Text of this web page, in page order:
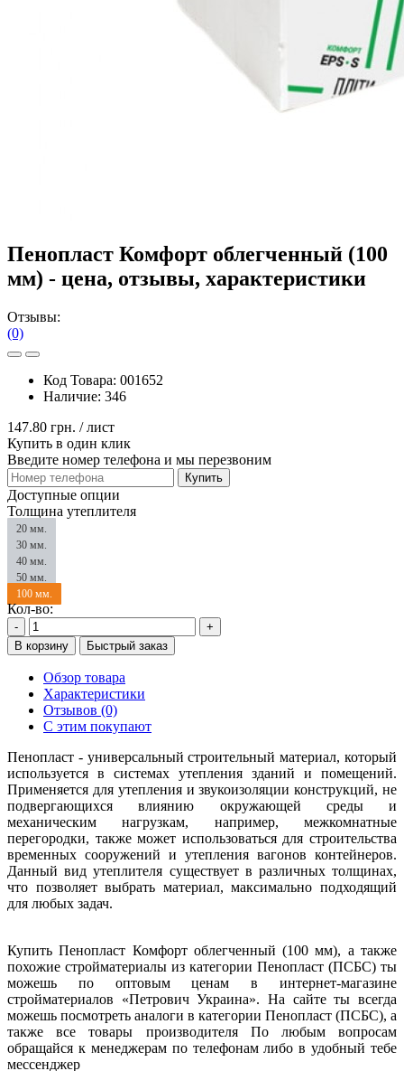
Пенопласт Комфорт облегченный (100
мм) - цена, отзывы, характеристики
Отзывы:
(0)
Код Товара: 001652
Наличие: 346
147.80 грн. / лист
Купить в один клик
Введите номер телефона и мы перезвоним
Купить
Доступные опции
Толщина утеплителя
20 мм.
30 мм.
40 мм.
50 мм.
100 мм.
Кол-во:
-
+
В корзину
Быстрый заказ
Обзор товара
Характеристики
Отзывов (0)
С этим покупают
Пенопласт - универсальный строительный материал, который
используется в системах утепления зданий и помещений.
Применяется для утепления и звукоизоляции конструкций, не
подвергающихся влиянию окружающей среды и
механическим нагрузкам, например, межкомнатные
перегородки, также может использоваться для строительства
временных сооружений и утепления вагонов контейнеров.
Данный вид утеплителя существует в различных толщинах,
что позволяет выбрать материал, максимально подходящий
для любых задач.
Купить Пенопласт Комфорт облегченный (100 мм), а также
похожие стройматериалы из категории Пенопласт (ПСБС) ты
можешь по оптовым ценам в интернет-магазине
стройматериалов «Петрович Украина». На сайте ты всегда
можешь посмотреть аналоги в категории Пенопласт (ПСБС), а
также все товары производителя По любым вопросам
обращайся к менеджерам по телефонам либо в удобный тебе
мессенджер